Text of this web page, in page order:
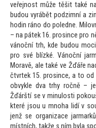
veřejnost může těšit také
budou vyrábět podzimní a
hodin ráno do poledne.
– na pátek 16. prosince pro
vánoční trh, kde budou
pro své blízké. Vánoční
Moravě, ale také ve Žďáře
čtvrtek 15. prosince, a to od
obvykle dva trhy ročně –
Žďárští se v minulosti
které jsou u mnoha lidí v
jenž se organizace